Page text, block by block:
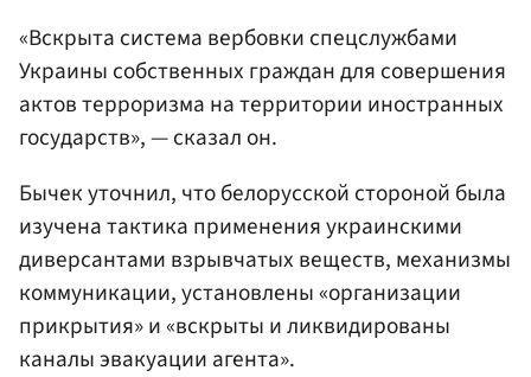
«Вскрыта система вербовки спецслужбами
Украины собственных граждан для совершения
актов терроризма на территории иностранных
государств», — сказал он.
Бычек уточнил, что белорусской стороной была
изучена тактика применения украинскими
диверсантами взрывчатых веществ, механизмы
коммуникации, установлены «организации
прикрытия» и «вскрыты и ликвидированы
каналы эвакуации агента».